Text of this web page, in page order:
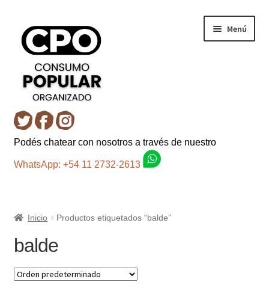
navegación
contenido
Menú
Inicio
Carro
Fondo AC
Mi cuenta
Podés chatear con nosotros a través de nuestro
WhatsApp: +54 11 2732-2613
Inicio Productos etiquetados “balde”
balde